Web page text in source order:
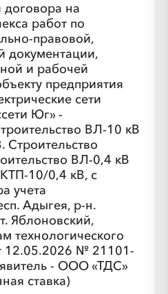
на
работ по
правовой,
документации,
и рабочей
предприятия
сети
Юг» -
ВЛ-10 кВ
ВЛ-0,4 кВ
10/0,4 кВ, с
учета
Адыгея, р-н.
Яблоновский,
технологического
12.05.2026 № 21101-
- ООО «ТДС»
ставка)